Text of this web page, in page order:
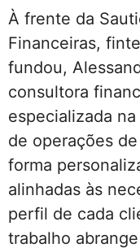
À frente da
Financeiras,
fundou,
consultora
especializada
de operações
forma
alinhadas às
perfil de cada
trabalho